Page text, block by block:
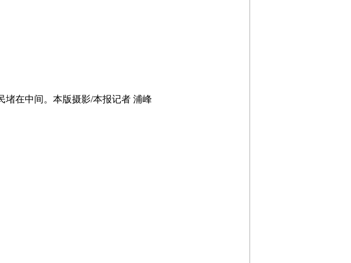
堵在中间。本版摄影/本报记者 浦峰